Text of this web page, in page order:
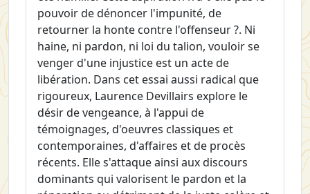
pouvoir de dénoncer l'impunité, de
retourner la honte contre l'offenseur ?. Ni
haine, ni pardon, ni loi du talion, vouloir se
venger d'une injustice est un acte de
libération. Dans cet essai aussi radical que
rigoureux, Laurence Devillairs explore le
désir de vengeance, à l'appui de
témoignages, d'oeuvres classiques et
contemporaines, d'affaires et de procès
récents. Elle s'attaque ainsi aux discours
dominants qui valorisent le pardon et la